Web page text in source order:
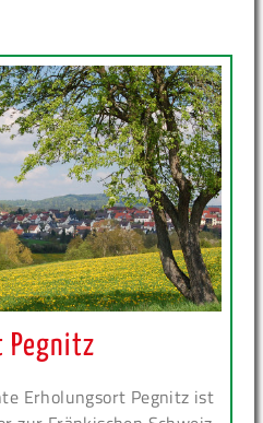
Pegnitz
Erholungsort Pegnitz ist